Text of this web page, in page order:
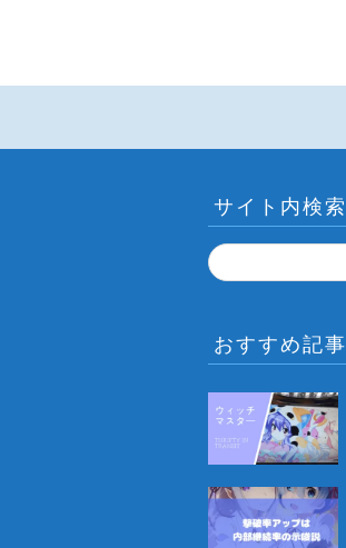
サイト内検索
おすすめ記事